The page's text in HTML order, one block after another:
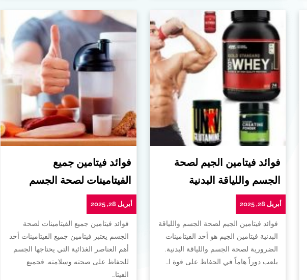
فوائد فيتامين الجيم لصحة
الجسم واللياقة البدنية
أبريل 28, 2025
فوائد فيتامين الجيم لصحة الجسم واللياقة
البدنية فيتامين الجيم هو أحد الفيتامينات
الضرورية لصحة الجسم واللياقة البدنية.
يلعب دوراً هاماً في الحفاظ على قوة ا…
فوائد فيتامين جميع
الفيتامينات لصحة الجسم
أبريل 28, 2025
فوائد فيتامين جميع الفيتامينات لصحة
الجسم يعتبر فيتامين جميع الفيتامينات أحد
أهم العناصر الغذائية التي يحتاجها الجسم
للحفاظ على صحته وسلامته. فجميع
الفيتا…